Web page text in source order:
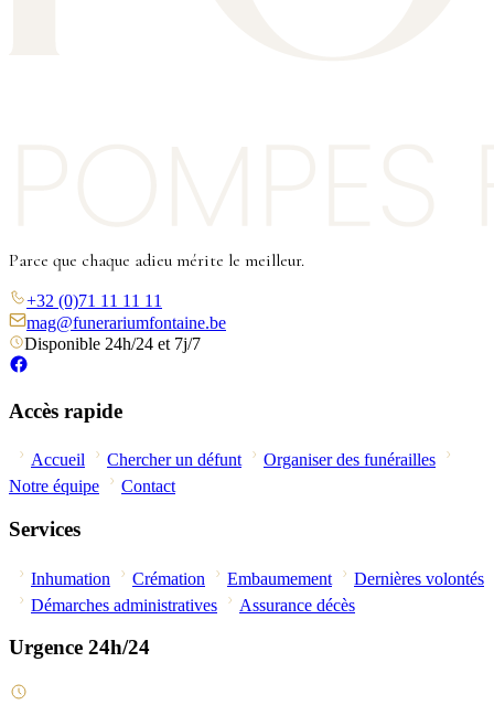
Parce que chaque adieu mérite le meilleur.
+32 (0)71 11 11 11
mag@funerariumfontaine.be
Disponible 24h/24 et 7j/7
Accès rapide
Accueil Chercher un défunt
Organiser des funérailles
Notre équipe
Contact
Services
Inhumation Crémation Embaumement
Dernières volontés
Démarches administratives
Assurance décès
Urgence 24h/24